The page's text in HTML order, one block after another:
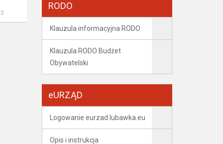
RODO
Klauzula informacyjna RODO
Klauzula RODO Budżet
Obywatelski
eURZĄD
Logowanie eurzad.lubawka.eu
Opis i instrukcja